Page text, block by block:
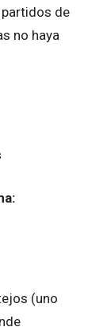
de
no haya
(uno